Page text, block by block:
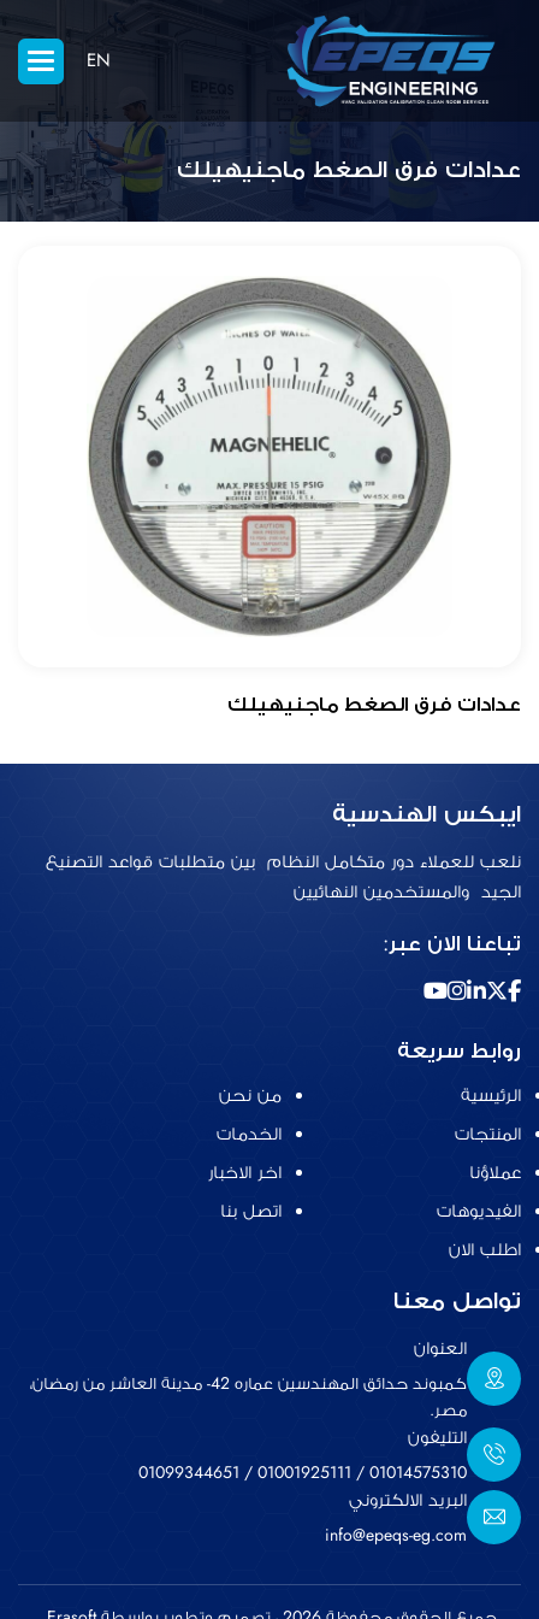
EN
عدادات فرق الصغط ماجنيهيلك
عدادات فرق الصغط ماجنيهيلك
ايبكس الهندسية
نلعب للعملاء دور متكامل النظام بين متطلبات قواعد التصنيع
الجيد والمستخدمين النهائيين
تباعنا الان عبر:
روابط سريعة
الرئيسية
من نحن
المنتجات
الخدمات
عملاؤنا
اخر الاخبار
الفيديوهات
اتصل بنا
اطلب الان
تواصل معنا
العنوان
كمبوند حدائق المهندسين عماره 42- مدينة العاشر من رمضان،
مصر.
التليفون
01014575310
/
01001925111
/
01099344651
البريد الالكتروني
info@epeqs-eg.com